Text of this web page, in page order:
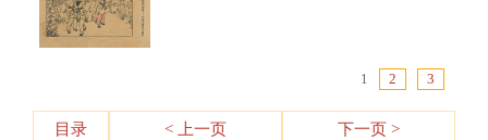
1 2 3
目录 < 上一页 下一页 >